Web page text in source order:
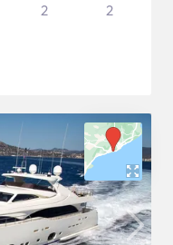
2 2